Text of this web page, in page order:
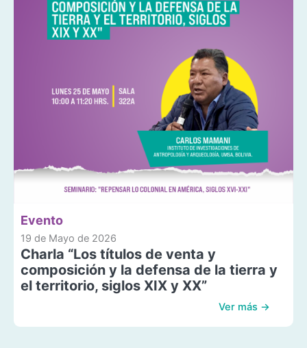
Evento
19 de Mayo de 2026
Charla “Los títulos de venta y
composición y la defensa de la tierra y
el territorio, siglos XIX y XX”
Ver más →